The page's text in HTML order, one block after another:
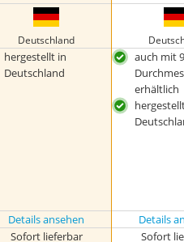
Deutschland
hergestellt in
Deutschland
auch mit
erhältlich
Details ansehen Details
Sofort lieferbar Sofort